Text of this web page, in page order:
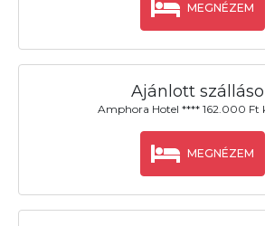
MEGNÉZEM
Ajánlott
Amphora Hotel **** 162.000 Ft
MEGNÉZEM